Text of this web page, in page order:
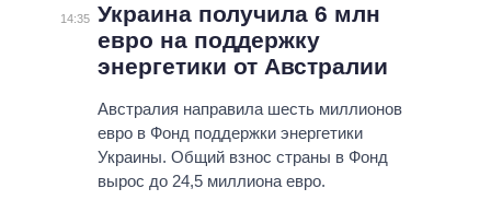
14:35 Украина получила 6 млн
евро на поддержку
энергетики от Австралии
Австралия направила шесть миллионов
евро в Фонд поддержки энергетики
Украины. Общий взнос страны в Фонд
вырос до 24,5 миллиона евро.